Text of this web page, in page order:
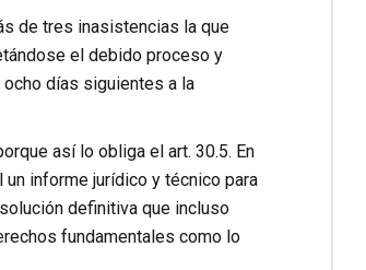
de tres inasistencias la que
el debido proceso y
días siguientes a la
así lo obliga el art. 30.5. En
informe jurídico y técnico para
definitiva que incluso
fundamentales como lo